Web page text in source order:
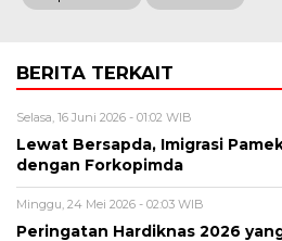
BERITA TERKAIT
Selasa, 16 Juni 2026 - 01:02 WIB
Lewat Bersapda, Imigrasi
dengan Forkopimda
Minggu, 24 Mei 2026 - 02:03 WIB
Peringatan Hardiknas 2026